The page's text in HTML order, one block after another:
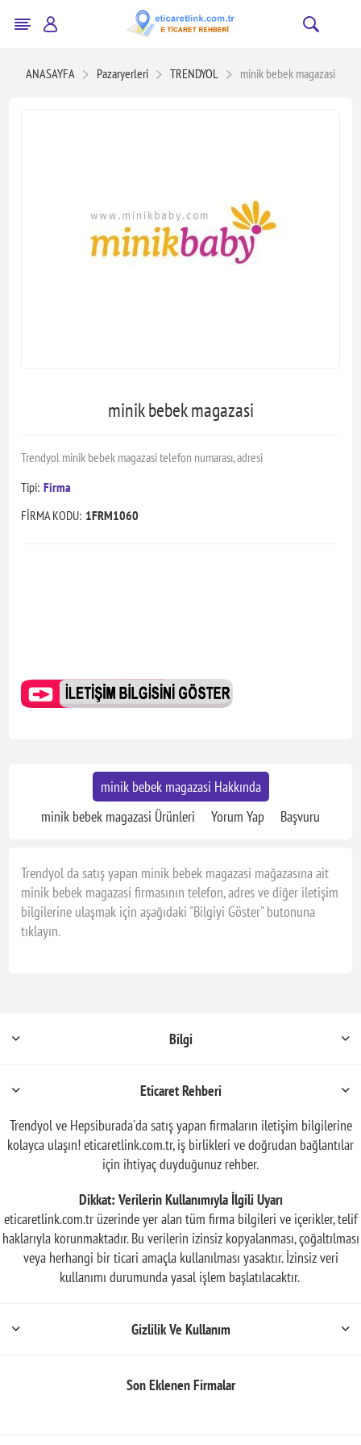
ANASAYFA Pazaryerleri TRENDYOL minik bebek magazasi
minik bebek magazasi
Trendyol minik bebek magazasi telefon numarası, adresi
Tipi: Firma
FİRMA KODU: 1FRM1060
minik bebek magazasi Hakkında
minik bebek magazasi Ürünleri
Yorum Yap Başvuru
Trendyol da satış yapan minik bebek magazasi mağazasına ait
minik bebek magazasi firmasının telefon, adres ve diğer iletişim
bilgilerine ulaşmak için aşağıdaki "Bilgiyi Göster" butonuna
tıklayın.
Bilgi
Eticaret Rehberi
Trendyol ve Hepsiburada'da satış yapan firmaların iletişim bilgilerine
kolayca ulaşın! eticaretlink.com.tr, iş birlikleri ve doğrudan bağlantılar
için ihtiyaç duyduğunuz rehber.
Dikkat: Verilerin Kullanımıyla İlgili Uyarı
eticaretlink.com.tr üzerinde yer alan tüm firma bilgileri ve içerikler, telif
haklarıyla korunmaktadır. Bu verilerin izinsiz kopyalanması, çoğaltılması
veya herhangi bir ticari amaçla kullanılması yasaktır. İzinsiz veri
kullanımı durumunda yasal işlem başlatılacaktır.
Gizlilik Ve Kullanım
Son Eklenen Firmalar